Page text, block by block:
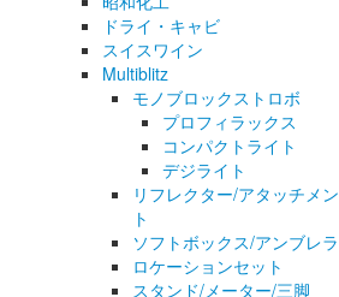
ドライ・キャビ
スイスワイン
Multiblitz
モノブロックストロボ
プロフィラックス
コンパクトライト
デジライト
リフレクター/アタッチメン
ト
ソフトボックス/アンブレラ
ロケーションセット
スタンド/メーター/三脚